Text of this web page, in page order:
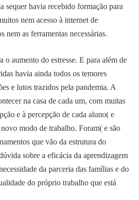
sequer havia recebido formação para
nem acesso à internet de
nem as ferramentas necessárias.
o aumento do estresse. E para além de
havia ainda todos os temores
e lutos trazidos pela pandemia. A
na casa de cada um, com muitas
e à percepção de cada aluno( e
modo de trabalho. Foram( e são
que vão da estrutura do
sobre a eficácia da aprendizagem
da parceria das famílias e do
do próprio trabalho que está